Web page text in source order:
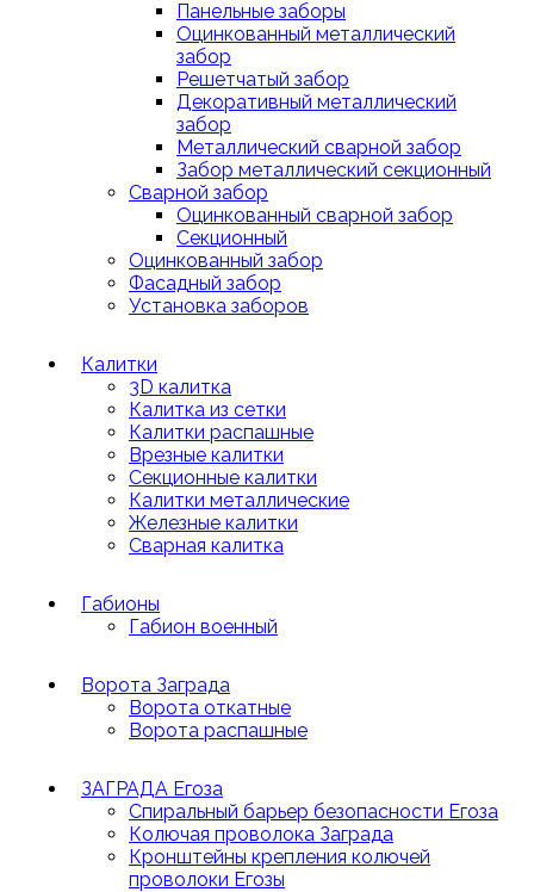
Панельные заборы
Оцинкованный металлический
забор
Решетчатый забор
Декоративный металлический
забор
Металлический сварной забор
Забор металлический секционный
Сварной забор
Оцинкованный сварной забор
Секционный
Оцинкованный забор
Фасадный забор
Установка заборов
Калитки
3D калитка
Калитка из сетки
Калитки распашные
Врезные калитки
Секционные калитки
Калитки металлические
Железные калитки
Сварная калитка
Габионы
Габион военный
Ворота Заграда
Ворота откатные
Ворота распашные
ЗАГРАДА Егоза
Спиральный барьер безопасности Егоза
Колючая проволока Заграда
Кронштейны крепления колючей
проволоки Егозы